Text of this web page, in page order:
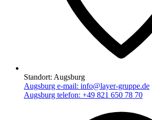
Standort: Augsburg
Augsburg e-mail: info@layer-gruppe.de
Augsburg telefon: +49 821 650 78 70